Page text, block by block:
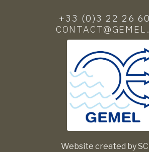
+33 (0)3 22 26
Website created by